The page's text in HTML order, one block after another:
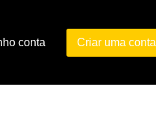
conta Criar uma conta